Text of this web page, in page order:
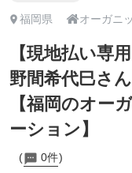
福岡県 オーガニ
【現地払い専
野間希代巳さ
【福岡のオー
ーション】
0件